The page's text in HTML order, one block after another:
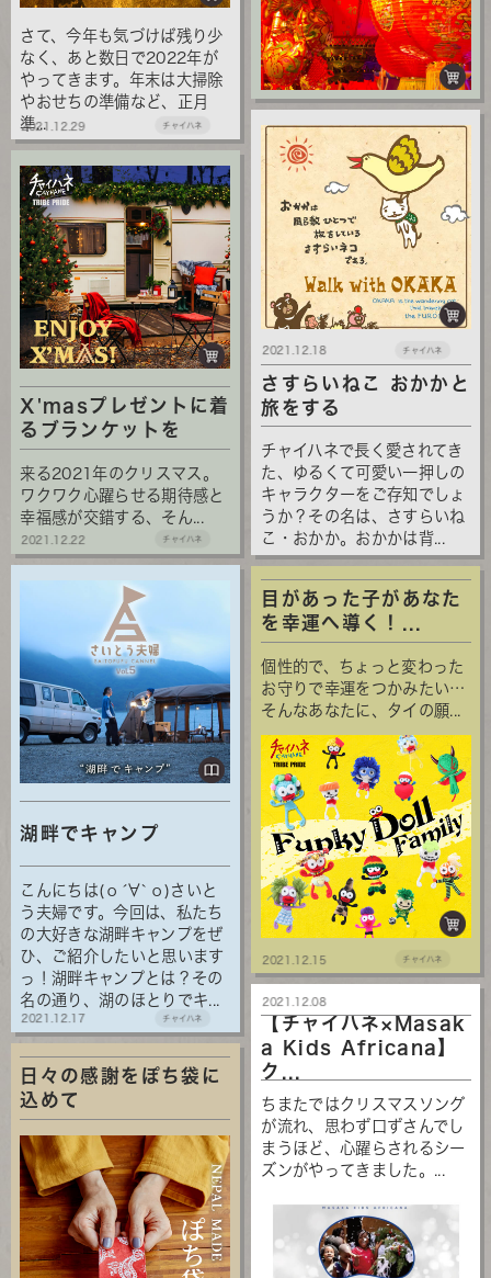
さて、今年も気づけば残り少
なく、あと数日で2022年が
やってきます。年末は大掃除
やおせちの準備など、正月
準...
2021.12.29 チャイハネ
X'masプレゼントに着
るブランケットを
来る2021年のクリスマス。
ワクワク心躍らせる期待感と
幸福感が交錯する、そん...
2021.12.22 チャイハネ
さすらいねこ おかかと
旅をする
チャイハネで長く愛されてき
た、ゆるくて可愛い一押しの
キャラクターをご存知でしょ
うか？その名は、さすらいね
こ・おかか。おかかは背...
2021.12.18 チャイハネ
湖畔でキャンプ
こんにちは(о´∀`о)さいと
う夫婦です。今回は、私たち
の大好きな湖畔キャンプをぜ
ひ、ご紹介したいと思います
っ！湖畔キャンプとは？その
名の通り、湖のほとりでキ...
2021.12.17 チャイハネ
目があった子があなた
を幸運へ導く！...
個性的で、ちょっと変わった
お守りで幸運をつかみたい…
そんなあなたに、タイの願...
2021.12.15 チャイハネ
日々の感謝をぽち袋に
込めて
【チャイハネ×Masak
a Kids Africana】
ク...
ちまたではクリスマスソング
が流れ、思わず口ずさんでし
まうほど、心躍らされるシー
ズンがやってきました。...
2021.12.08